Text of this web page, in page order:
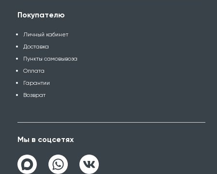
Покупателю
Личный кабинет
Доставка
Пункты самовывоза
Оплата
Гарантии
Возврат
Мы в соцсетях